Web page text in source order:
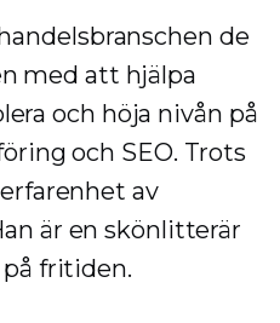
de
med att hjälpa
och höja nivån på
och SEO. Trots
av
är en skönlitterär
fritiden.